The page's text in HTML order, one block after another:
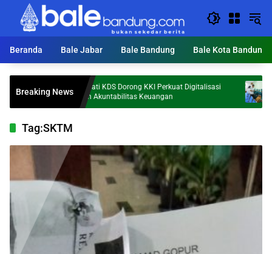
Langsung
konten
Beranda
Bale Jabar Bale Bandung Bale Kota Bandung
Breaking NewsBupati KDS Dorong KKI Perkuat Digitalisasi
dan Akuntabilitas Keuangan
Tegas!
Pasien
Tag:SKTM